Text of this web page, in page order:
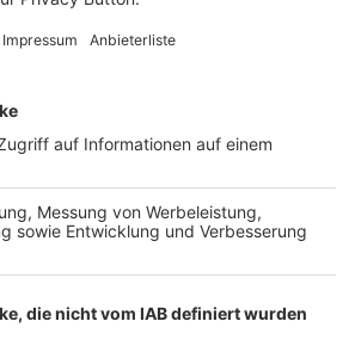
(innerhalb Deutschlands).
ist mit Hilfe eines SSL-